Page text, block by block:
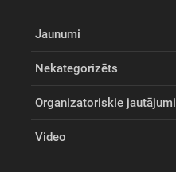
Jaunumi
Nekategorizēts
Organizatoriskie jautājumi
Video